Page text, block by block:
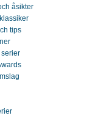
åsikter
tips